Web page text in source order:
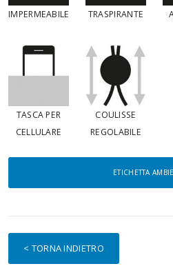
IMPERMEABILE TRASPIRANTE
TASCA PER
CELLULARE
COULISSE
REGOLABILE
ETICHETTA
< TORNA INDIETRO